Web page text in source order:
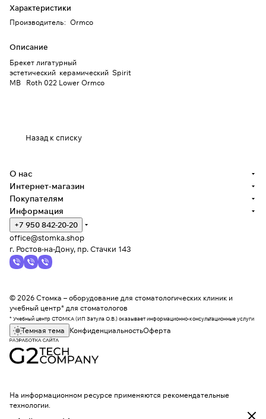
Характеристики
Производитель: Ormco
Описание
Брекет лигатурный
эстетический керамический Spirit
МВ Roth 022 Lower Ormco
Назад к списку
О нас
Интернет-магазин
Покупателям
Информация
+7 950 842-20-20
office@stomka.shop
г. Ростов-на-Дону, пр. Стачки 143
© 2026 Стомка – оборудование для стоматологических клиник и
учебный центр* для стоматологов
* Учебный центр СТОМКА (ИП Затула О.В.) оказывает информационно-консультационные услуги
Темная тема КонфиденциальностьОферта
На информационном ресурсе применяются рекомендательные
технологии.